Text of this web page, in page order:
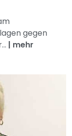
gegen
| mehr